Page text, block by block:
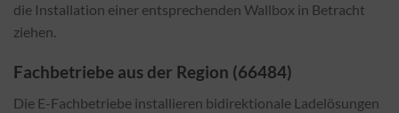
die Installation einer entsprechenden Wallbox in Betracht
ziehen.
Fachbetriebe aus der Region (66484)
Die E-Fachbetriebe installieren bidirektionale Ladelösungen